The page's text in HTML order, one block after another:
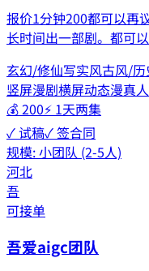
报价1分钟200都可以再
长时间出一部剧。都可
玄幻/修仙写实风古风/历
竖屏漫剧横屏动态漫真
💰200⚡ 1天两集
✓ 试稿✓ 签合同
规模:小团队 (2-5人)
河北
吾
可接单
吾爱aigc团队